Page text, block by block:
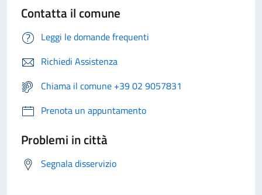
Contatta il comune
Leggi le domande frequenti
Richiedi Assistenza
Chiama il comune +39 02 9057831
Prenota un appuntamento
Problemi in città
Segnala disservizio